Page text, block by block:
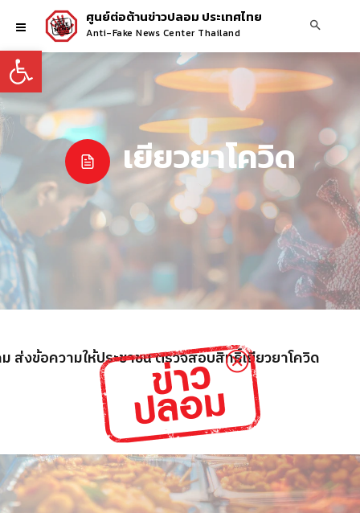
Open toolbar
ศูนย์ต่อต้านข่าวปลอม ประเทศไทย
Anti-Fake News Center Thailand
เยียวยาโควิด
งข้อความให้ประชาชน ตรวจสอบสิทธิ์เยียวยาโควิด